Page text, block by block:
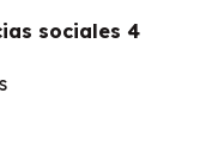
sociales 4